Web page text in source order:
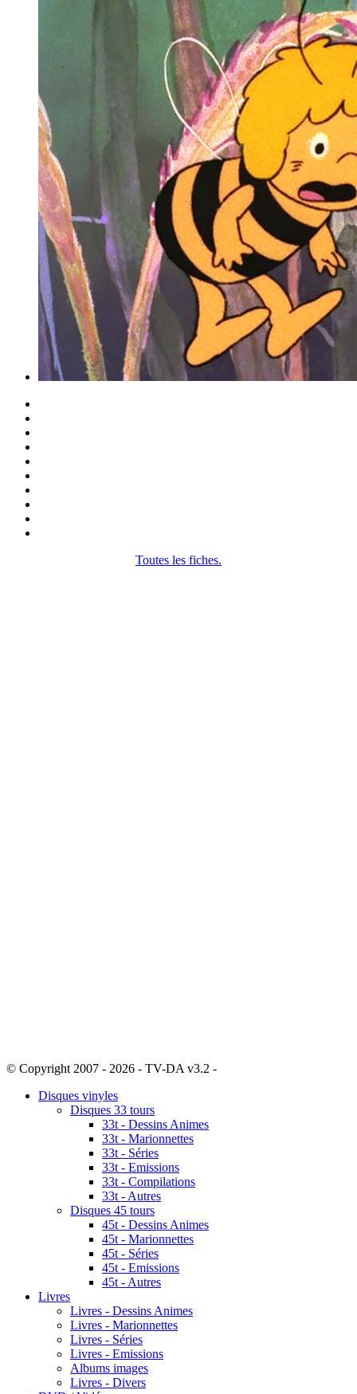
Toutes les fiches.
© Copyright 2007 - 2026 - TV-DA v3.2 -
Disques vinyles
Disques 33 tours
33t - Dessins Animes
33t - Marionnettes
33t - Séries
33t - Emissions
33t - Compilations
33t - Autres
Disques 45 tours
45t - Dessins Animes
45t - Marionnettes
45t - Séries
45t - Emissions
45t - Autres
Livres
Livres - Dessins Animes
Livres - Marionnettes
Livres - Séries
Livres - Emissions
Albums images
Livres - Divers